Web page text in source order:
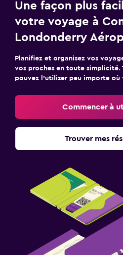
Une façon plus
votre voyage à
Londonderry
Planifiez et organisez vos
vos proches en toute simplicité.
pouvez l’utiliser peu importe où
Commencer à
Trouver mes